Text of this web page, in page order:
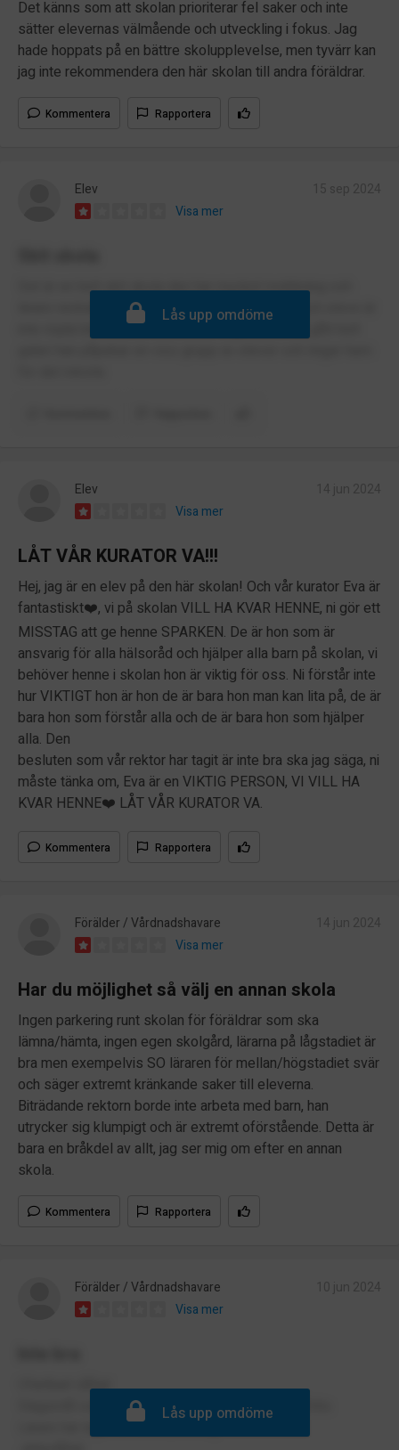
Det känns som att skolan prioriterar fel saker och inte
sätter elevernas välmående och utveckling i fokus. Jag
hade hoppats på en bättre skolupplevelse, men tyvärr kan
jag inte rekommendera den här skolan till andra föräldrar.
Kommentera Rapportera
Elev
Visa mer
Det är en helt skit skola den har mycket mobbning och
lärare nedsätter vissa elever vårdnadshavare och eleve är
inte nöjda biträdande rektorn för högstadiet har gått helt
Lås upp omdöme
Elev
Visa mer
LÅT VÅR KURATOR VA!!!
Hej, jag är en elev på den här skolan! Och vår kurator Eva är
fantastiskt❤️, vi på skolan VILL HA KVAR HENNE, ni gör ett
MISSTAG att ge henne SPARKEN. De är hon som är
ansvarig för alla hälsoråd och hjälper alla barn på skolan, vi
behöver henne i skolan hon är viktig för oss. Ni förstår inte
hur VIKTIGT hon är hon de är bara hon man kan lita på, de är
bara hon som förstår alla och de är bara hon som hjälper
alla. Den
besluten som vår rektor har tagit är inte bra ska jag säga, ni
måste tänka om, Eva är en VIKTIG PERSON, VI VILL HA
KVAR HENNE❤️ LÅT VÅR KURATOR VA.
Kommentera Rapportera
Förälder / Vårdnadshavare
Visa mer
Har du möjlighet så välj en annan skola
Ingen parkering runt skolan för föräldrar som ska
lämna/hämta, ingen egen skolgård, lärarna på lågstadiet är
bra men exempelvis SO läraren för mellan/högstadiet svär
och säger extremt kränkande saker till eleverna.
Biträdande rektorn borde inte arbeta med barn, han
utrycker sig klumpigt och är extremt oförstående. Detta är
bara en bråkdel av allt, jag ser mig om efter en annan
skola.
Kommentera Rapportera
Förälder / Vårdnadshavare
Visa mer
Ofartbart dåligt
Slagsmål och bråk och alldrig något seröst på fritis
Lärare har inga formell utbildning
Lås upp omdöme